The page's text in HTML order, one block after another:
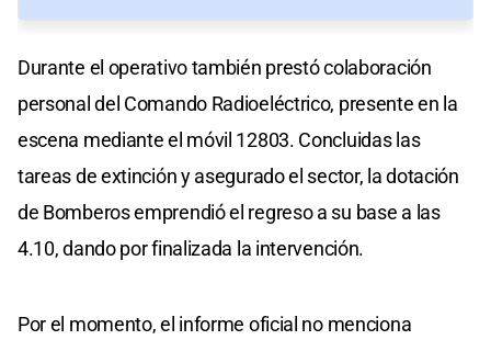
Durante el operativo también prestó colaboración
personal del Comando Radioeléctrico, presente en la
escena mediante el móvil 12803. Concluidas las
tareas de extinción y asegurado el sector, la dotación
de Bomberos emprendió el regreso a su base a las
4.10, dando por finalizada la intervención.
Por el momento, el informe oficial no menciona